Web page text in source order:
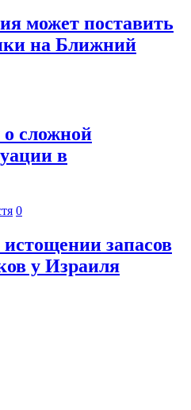
может поставить
на Ближний
сложной
в
0
истощении запасов
у Израиля